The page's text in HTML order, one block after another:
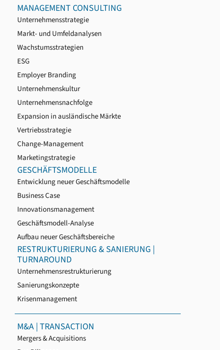
MANAGEMENT CONSULTING
Unternehmensstrategie
Markt- und Umfeldanalysen
Wachstumsstrategien
ESG
Employer Branding
Unternehmenskultur
Unternehmensnachfolge
Expansion in ausländische Märkte
Vertriebsstrategie
Change-Management
Marketingstrategie
GESCHÄFTSMODELLE
Entwicklung neuer Geschäftsmodelle
Business Case
Innovationsmanagement
Geschäftsmodell-Analyse
Aufbau neuer Geschäftsbereiche
RESTRUKTURIERUNG & SANIERUNG |
TURNAROUND
Unternehmensrestrukturierung
Sanierungskonzepte
Krisenmanagement
M&A | TRANSACTION
Mergers & Acquisitions